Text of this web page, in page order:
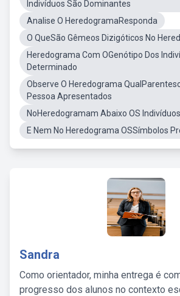
Indivíduos São Dominantes
Analise O HeredogramaResponda
O QueSão Gêmeos Dizigóticos No
Heredograma Com OGenótipo Dos
Determinado
Observe O Heredograma
Pessoa Apresentados
NoHeredogramam Abaixo OS Indivíduos
E Nem No Heredograma OSSímbolos
Sandra
Como orientador, minha entrega é
progresso dos alunos no contexto